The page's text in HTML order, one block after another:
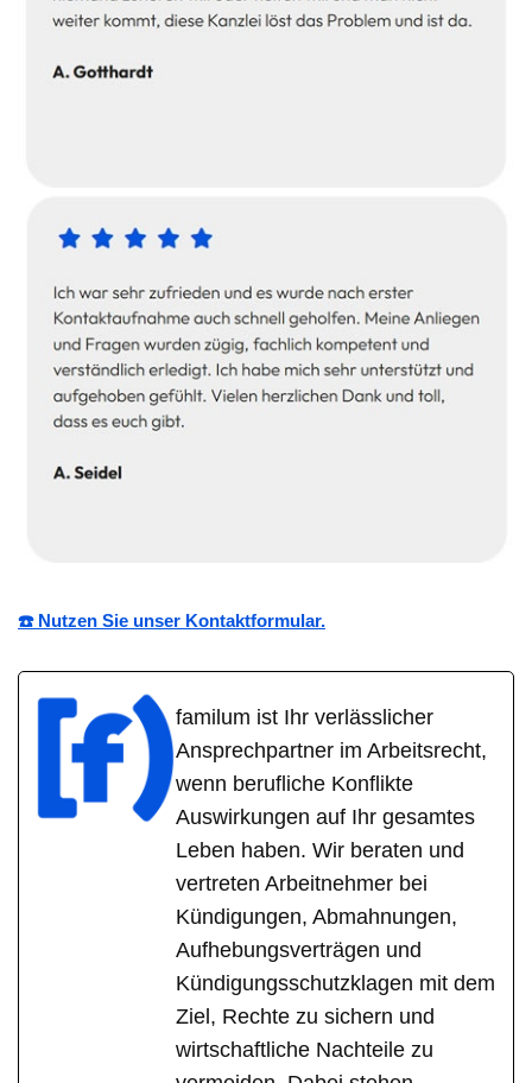
☎️ Nutzen Sie unser Kontaktformular.
familum ist Ihr verlässlicher
Ansprechpartner im Arbeitsrecht,
wenn berufliche Konflikte
Auswirkungen auf Ihr gesamtes
Leben haben. Wir beraten und
vertreten Arbeitnehmer bei
Kündigungen, Abmahnungen,
Aufhebungsverträgen und
Kündigungsschutzklagen mit dem
Ziel, Rechte zu sichern und
wirtschaftliche Nachteile zu